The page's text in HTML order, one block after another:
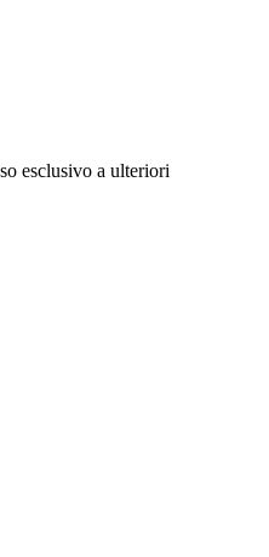
esclusivo a ulteriori